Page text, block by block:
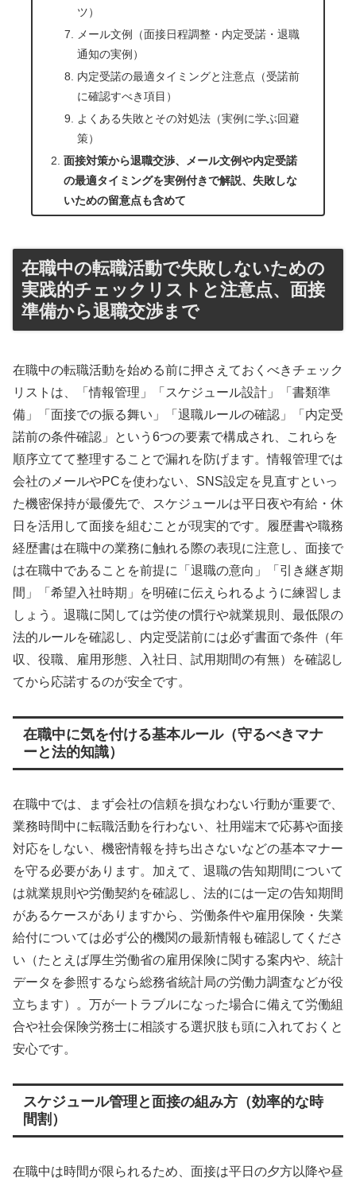
ツ）
メール文例（面接日程調整・内定受諾・退職
通知の実例）
内定受諾の最適タイミングと注意点（受諾前
に確認すべき項目）
よくある失敗とその対処法（実例に学ぶ回避
策）
面接対策から退職交渉、メール文例や内定受諾
の最適タイミングを実例付きで解説、失敗しな
いための留意点も含めて
在職中の転職活動で失敗しないための
実践的チェックリストと注意点、面接
準備から退職交渉まで
在職中の転職活動を始める前に押さえておくべきチェック
リストは、「情報管理」「スケジュール設計」「書類準
備」「面接での振る舞い」「退職ルールの確認」「内定受
諾前の条件確認」という6つの要素で構成され、これらを
順序立てて整理することで漏れを防げます。情報管理では
会社のメールやPCを使わない、SNS設定を見直すといっ
た機密保持が最優先で、スケジュールは平日夜や有給・休
日を活用して面接を組むことが現実的です。履歴書や職務
経歴書は在職中の業務に触れる際の表現に注意し、面接で
は在職中であることを前提に「退職の意向」「引き継ぎ期
間」「希望入社時期」を明確に伝えられるように練習しま
しょう。退職に関しては労使の慣行や就業規則、最低限の
法的ルールを確認し、内定受諾前には必ず書面で条件（年
収、役職、雇用形態、入社日、試用期間の有無）を確認し
てから応諾するのが安全です。
在職中に気を付ける基本ルール（守るべきマナ
ーと法的知識）
在職中では、まず会社の信頼を損なわない行動が重要で、
業務時間中に転職活動を行わない、社用端末で応募や面接
対応をしない、機密情報を持ち出さないなどの基本マナー
を守る必要があります。加えて、退職の告知期間について
は就業規則や労働契約を確認し、法的には一定の告知期間
があるケースがありますから、労働条件や雇用保険・失業
給付については必ず公的機関の最新情報も確認してくださ
い（たとえば厚生労働省の雇用保険に関する案内や、統計
データを参照するなら総務省統計局の労働力調査などが役
立ちます）。万が一トラブルになった場合に備えて労働組
合や社会保険労務士に相談する選択肢も頭に入れておくと
安心です。
スケジュール管理と面接の組み方（効率的な時
間割）
在職中は時間が限られるため、面接は平日の夕方以降や昼